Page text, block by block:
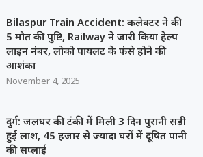
Bilaspur Train Accident: कलेक्टर ने की
5 मौत की पुष्टि, Railway ने जारी किया हेल्प
लाइन नंबर, लोको पायलट के फंसे होने की
आशंका
November 4, 2025
दुर्ग: जलघर की टंकी में मिली 3 दिन पुरानी सड़ी
हुई लाश, 45 हजार से ज्यादा घरों में दूषित पानी
की सप्लाई